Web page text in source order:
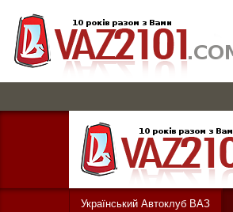
Український Автоклуб ВАЗ